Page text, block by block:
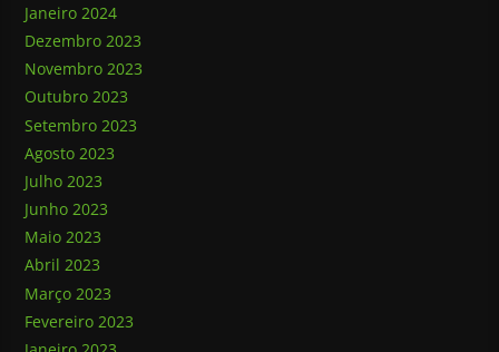
Janeiro 2024
Dezembro 2023
Novembro 2023
Outubro 2023
Setembro 2023
Agosto 2023
Julho 2023
Junho 2023
Maio 2023
Abril 2023
Março 2023
Fevereiro 2023